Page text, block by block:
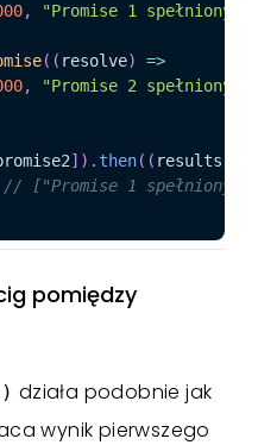
, "Promise 1 spełniony"
( ( resolve)
=>
, "Promise 2 spełniony"
] ) . then( ( results
// ["Promise 1 spełniony",
pomiędzy
działa podobnie jak
wynik pierwszego